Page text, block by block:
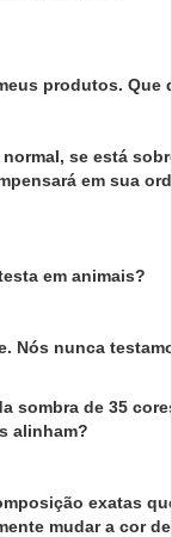
produtos. Que
se está
em sua
em animais?
Nós nunca
sombra de 35
alinham?
exatas
mudar a cor